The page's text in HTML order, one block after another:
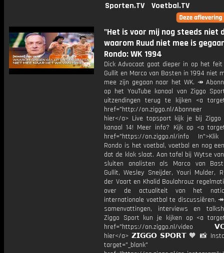
Sporten.TV
Voetbal.TV
"Het is voor mij nog steeds niet
waarom Ruud niet mee is
Rondo: WK 1994
Dick Advocaat gaat dieper in op het
Gullit en Marco van Basten in 1994 niet
mee zijn gegaan naar het WK. ↠
op het YouTube kanaal van Ziggo
uitzendingen terug te kijken <a
href="http://on.ziggo.nl/
hier</a> Live topsport kijk je bij
kanaal 14! Meer info? Kijk op <a
href="https://on.ziggo.nl/info
Rondo is het voetbal, voetbal en nog
dat de klok slaat. Aan tafel bij Wytse
sluiten analisten als Marco van
Gullit, Wesley Sneijder, Youri Mulder,
der Vaart en Khalid Boulahrouz
over de actualiteit van het
internationale voetbal te discussiëren.
samenvattingen, interviews en
Ziggo Sport kun je kijken op <a
href="https://on.ziggo.nl/video
hier</a> 𝗭𝗜𝗚𝗚𝗢 𝗦𝗣𝗢𝗥𝗧 🧡 📸
target="_blank"